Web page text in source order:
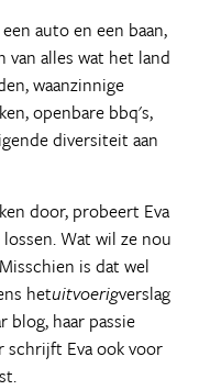
auto en een baan,
alles wat het land
waanzinnige
openbare bbq's,
diversiteit aan
door, probeert Eva
Wat wil ze nou
is dat wel
hetuitvoerigverslag
haar passie
schrijft Eva ook voor